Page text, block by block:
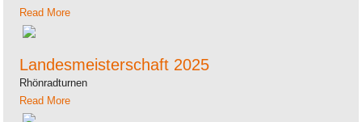
Read More
Landesmeisterschaft 2025
Rhönradturnen
Read More